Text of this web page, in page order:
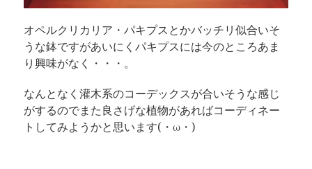
オペルクリカリア・パキプスとかバッチリ似合いそ
うな鉢ですがあいにくパキプスには今のところあま
り興味がなく・・・。
なんとなく灌木系のコーデックスが合いそうな感じ
がするのでまた良さげな植物があればコーディネー
トしてみようかと思います(・ω・)